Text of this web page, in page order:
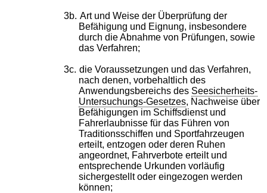
3b. Art und Weise der Überprüfung der
Befähigung und Eignung, insbesondere
durch die Abnahme von Prüfungen, sowie
das Verfahren;
3c. die Voraussetzungen und das Verfahren,
nach denen, vorbehaltlich des
Anwendungsbereichs des Seesicherheits-
Untersuchungs-Gesetzes, Nachweise über
Befähigungen im Schiffsdienst und
Fahrerlaubnisse für das Führen von
Traditionsschiffen und Sportfahrzeugen
erteilt, entzogen oder deren Ruhen
angeordnet, Fahrverbote erteilt und
entsprechende Urkunden vorläufig
sichergestellt oder eingezogen werden
können;